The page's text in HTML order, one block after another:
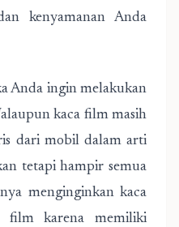
kenyamanan Anda
Anda ingin melakukan
kaca film masih
dari mobil dalam arti
tetapi hampir semua
menginginkan kaca
film karena memiliki